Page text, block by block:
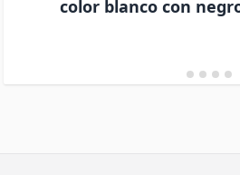
color blanco con